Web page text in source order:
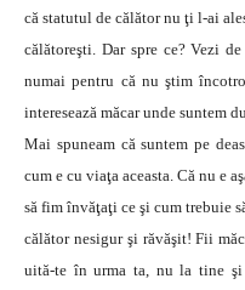
că statutul de călător nu ţi l-ai
călătoreşti. Dar spre ce? Vezi
numai pentru că nu ştim
interesează măcar unde suntem
Mai spuneam că suntem pe
cum e cu viaţa aceasta. Că nu e
să fim învăţaţi ce şi cum trebuie
călător nesigur şi răvăşit! Fii
uită-te în urma ta, nu la tine